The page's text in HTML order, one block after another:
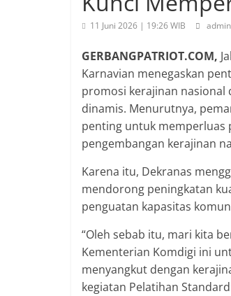
11 Juni 2026 | 19:26 WIB admin
GERBANGPATRIOT.COM,
Karnavian menegaskan
promosi kerajinan nasional
dinamis. Menurutnya,
penting untuk memperluas
pengembangan kerajinan
Karena itu, Dekranas
mendorong peningkatan
penguatan kapasitas
“Oleh sebab itu, mari kita
Kementerian Komdigi ini
menyangkut dengan
kegiatan Pelatihan